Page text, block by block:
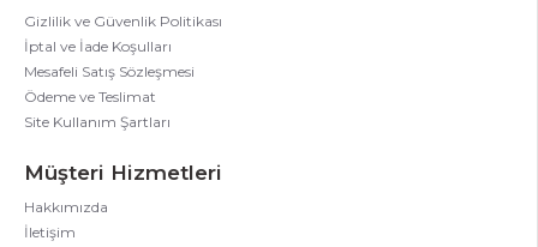
Gizlilik ve Güvenlik Politikası
İptal ve İade Koşulları
Mesafeli Satış Sözleşmesi
Ödeme ve Teslimat
Site Kullanım Şartları
Müşteri Hizmetleri
Hakkımızda
İletişim